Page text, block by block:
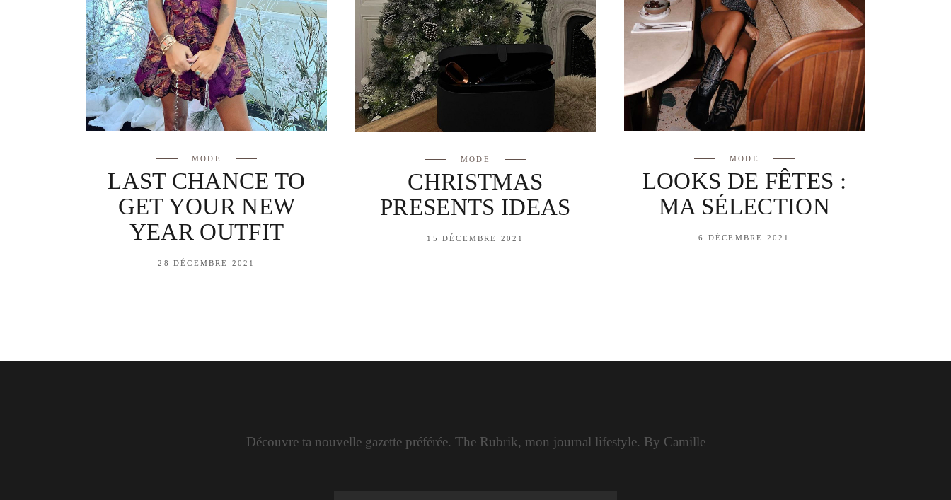
MODE
LAST CHANCE TO
GET YOUR NEW
YEAR OUTFIT
28 DÉCEMBRE 2021
MODE
CHRISTMAS
PRESENTS IDEAS
15 DÉCEMBRE 2021
MODE
LOOKS DE FÊTES :
MA SÉLECTION
6 DÉCEMBRE 2021
Découvre ta nouvelle gazette préférée. The Rubrik, mon journal lifestyle. By Camille